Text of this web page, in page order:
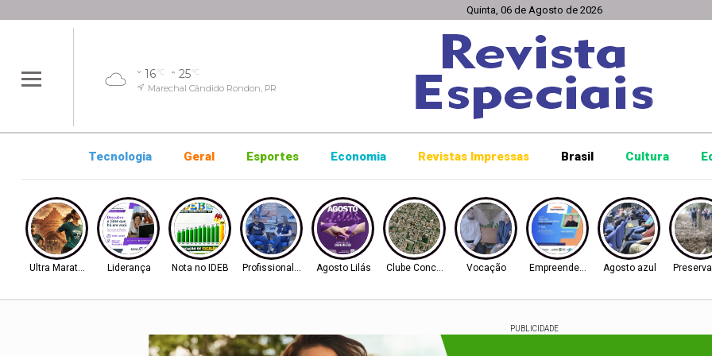
Quinta, 06 de Agosto de 2026
16°C 25°C
Marechal Cândido Rondon, PR
Tecnologia Geral Esportes Economia Revistas Impressas Brasil Cultura
Ultra Maratona Liderança Nota no IDEB ProfissionalizaçãoAgosto Lilás Clube Concórdia Vocação EmpreendedorismoAgosto azul
PUBLICIDADE